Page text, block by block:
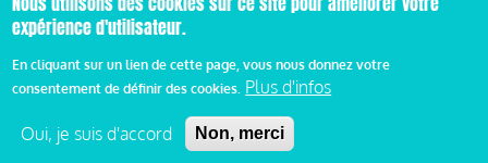
© 2019 Miroir Social - Réalisé parCafffeine
Pied
Mentions légales et condition générale d’utilisation et
d’abonnement
expérience d'utilisateur.
En cliquant sur un lien de cette page, vous nous donnez votre
consentement de définir des cookies. Plus d'infos
Oui, je suis d'accord Non, merci